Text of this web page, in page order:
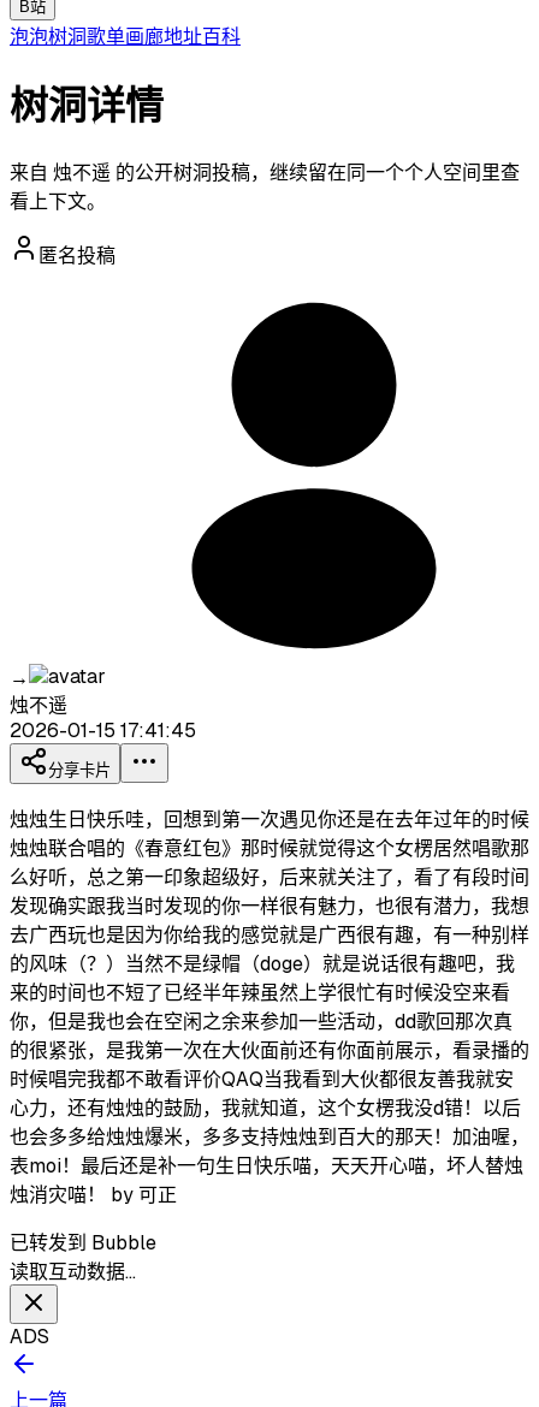
B站
泡泡树洞歌单画廊地址百科
树洞详情
来自 烛不遥 的公开树洞投稿，继续留在同一个个人空间里查
看上下文。
匿名投稿
→
烛不遥
2026-01-15 17:41:45
分享卡片
烛烛生日快乐哇，回想到第一次遇见你还是在去年过年的时候
烛烛联合唱的《春意红包》那时候就觉得这个女楞居然唱歌那
么好听，总之第一印象超级好，后来就关注了，看了有段时间
发现确实跟我当时发现的你一样很有魅力，也很有潜力，我想
去广西玩也是因为你给我的感觉就是广西很有趣，有一种别样
的风味（？）当然不是绿帽（doge）就是说话很有趣吧，我
来的时间也不短了已经半年辣虽然上学很忙有时候没空来看
你，但是我也会在空闲之余来参加一些活动，dd歌回那次真
的很紧张，是我第一次在大伙面前还有你面前展示，看录播的
时候唱完我都不敢看评价QAQ当我看到大伙都很友善我就安
心力，还有烛烛的鼓励，我就知道，这个女楞我没d错！以后
也会多多给烛烛爆米，多多支持烛烛到百大的那天！加油喔，
表moi！最后还是补一句生日快乐喵，天天开心喵，坏人替烛
烛消灾喵！ by 可正
已转发到 Bubble
读取互动数据…
ADS
上一篇